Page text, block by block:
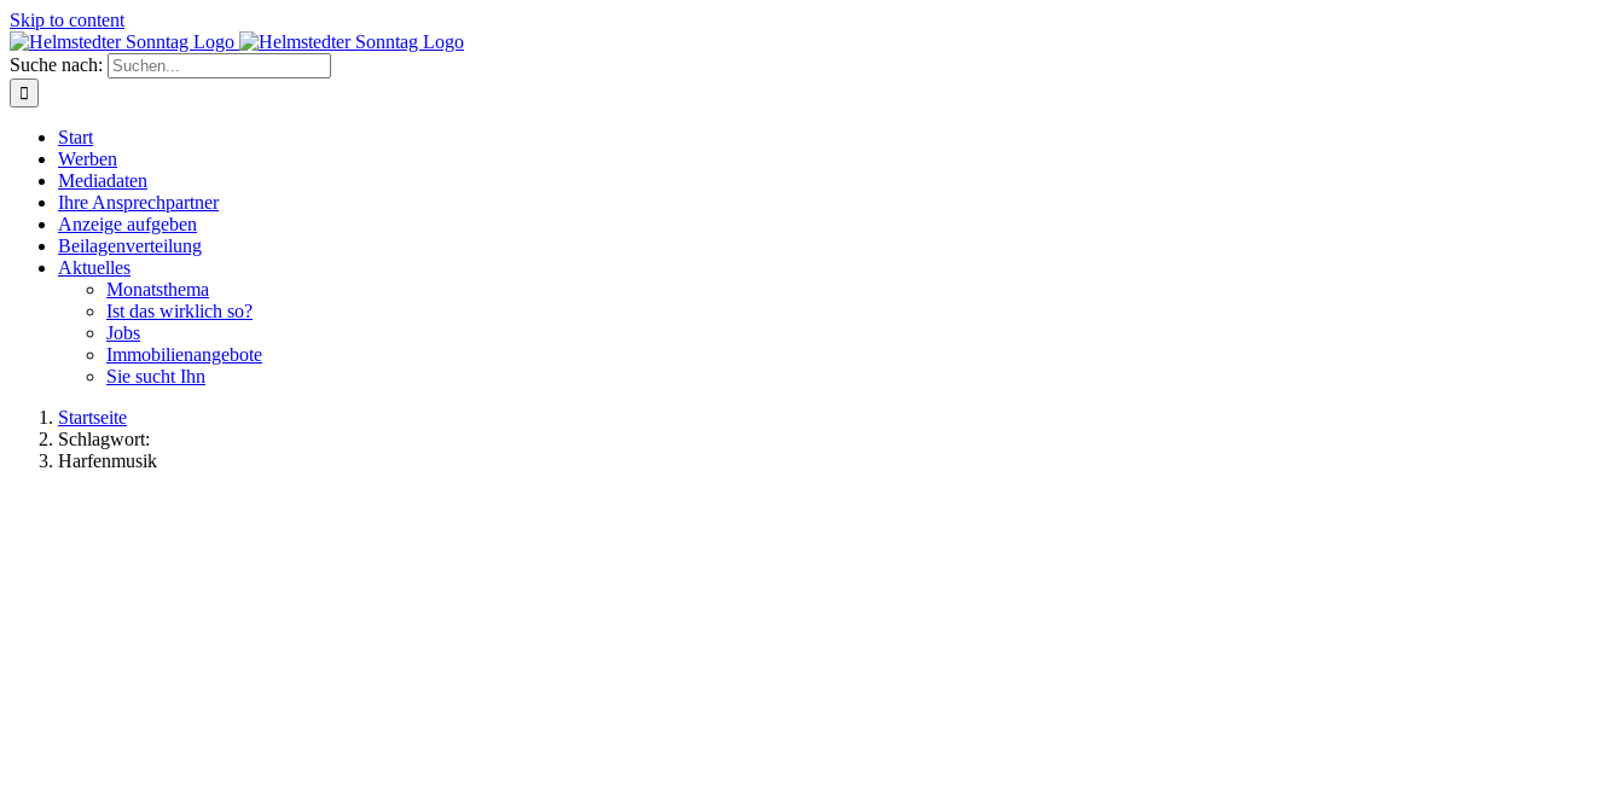
Skip to content
Suche nach:
Start
Werben
Mediadaten
Ihre Ansprechpartner
Anzeige aufgeben
Beilagenverteilung
Aktuelles
Monatsthema
Ist das wirklich so?
Jobs
Immobilienangebote
Sie sucht Ihn
Startseite
Schlagwort:
Harfenmusik